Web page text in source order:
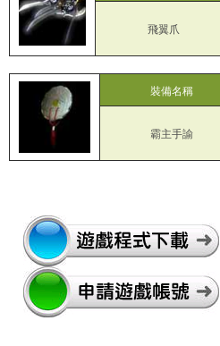
飛翼爪
裝備名稱
霸主手諭